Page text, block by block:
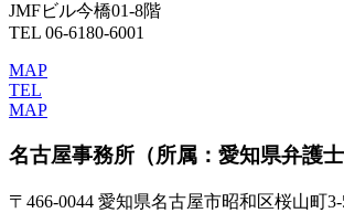
JMFビル今橋01-8階
TEL 06-6180-6001
MAP
TEL
MAP
名古屋事務所 （所属：愛知県弁護士
〒466-0044 愛知県名古屋市昭和区桜山町3-